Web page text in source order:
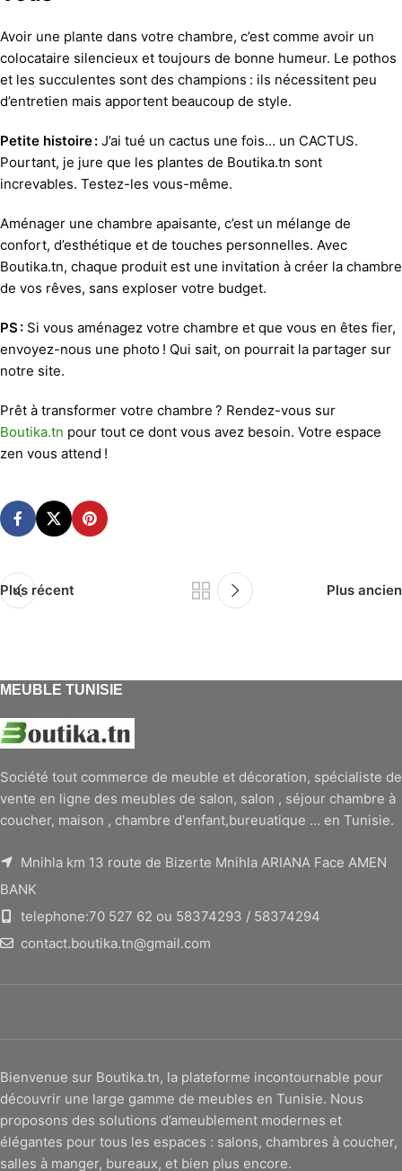
Avoir une plante dans votre chambre, c’est comme avoir un
colocataire silencieux et toujours de bonne humeur. Le pothos
et les succulentes sont des champions : ils nécessitent peu
d’entretien mais apportent beaucoup de style.
Petite histoire : J’ai tué un cactus une fois… un CACTUS.
Pourtant, je jure que les plantes de Boutika.tn sont
increvables. Testez-les vous-même.
Aménager une chambre apaisante, c’est un mélange de
confort, d’esthétique et de touches personnelles. Avec
Boutika.tn, chaque produit est une invitation à créer la chambre
de vos rêves, sans exploser votre budget.
PS : Si vous aménagez votre chambre et que vous en êtes fier,
envoyez-nous une photo ! Qui sait, on pourrait la partager sur
notre site.
Prêt à transformer votre chambre ? Rendez-vous sur
Boutika.tn pour tout ce dont vous avez besoin. Votre espace
zen vous attend !
Plus récent Plus ancien
MEUBLE TUNISIE
Société tout commerce de meuble et décoration, spécialiste de
vente en ligne des meubles de salon, salon , séjour chambre à
coucher, maison , chambre d'enfant,bureuatique ... en Tunisie.
Mnihla km 13 route de Bizerte Mnihla ARIANA Face AMEN
BANK
telephone:70 527 62 ou 58374293 / 58374294
contact.boutika.tn@gmail.com
Bienvenue sur Boutika.tn, la plateforme incontournable pour
découvrir une large gamme de meubles en Tunisie. Nous
proposons des solutions d’ameublement modernes et
élégantes pour tous les espaces : salons, chambres à coucher,
salles à manger, bureaux, et bien plus encore.